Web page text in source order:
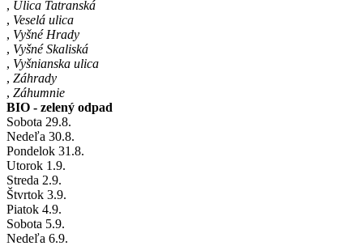
, Ulica Tatranská
, Veselá ulica
, Vyšné Hrady
, Vyšné Skaliská
, Vyšnianska ulica
, Záhrady
, Záhumnie
BIO - zelený odpad
Sobota 29.8.
Nedeľa 30.8.
Pondelok 31 .8.
Utorok 1 .9.
Streda 2.9.
Štvrtok 3.9.
Piatok 4.9.
Sobota 5.9.
Nedeľa 6.9.